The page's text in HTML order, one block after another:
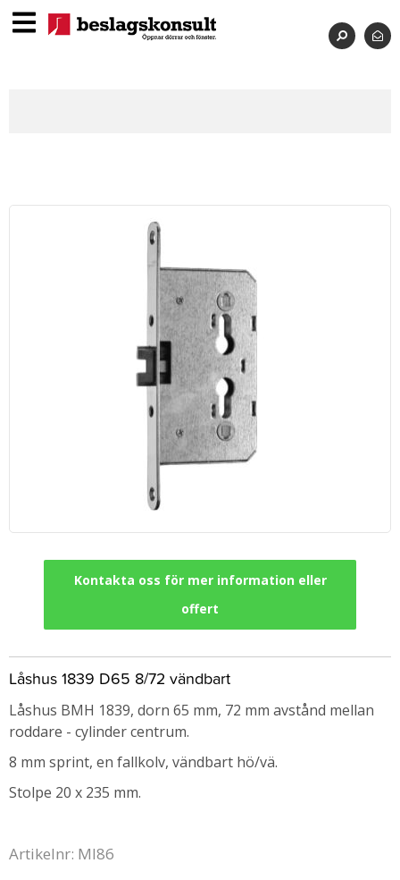
Kontakta oss för mer information eller
offert
Låshus 1839 D65 8/72 vändbart
Låshus BMH 1839, dorn 65 mm, 72 mm avstånd mellan
roddare - cylinder centrum.
8 mm sprint, en fallkolv, vändbart hö/vä.
Stolpe 20 x 235 mm.
Artikelnr: MI86